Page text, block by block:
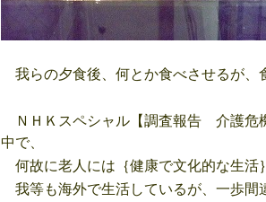
我らの夕食後、何とか食べさせるが、
ＮＨＫスペシャル【調査報告 介護危
中で、
何故に老人には｛健康で文化的な生活
我等も海外で生活しているが、一歩間